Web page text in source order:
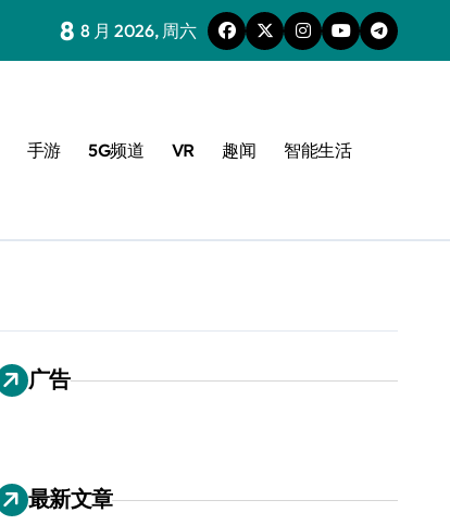
8 8 月 2026, 周六
手游 5G频道 VR 趣闻 智能生活
广告
最新文章